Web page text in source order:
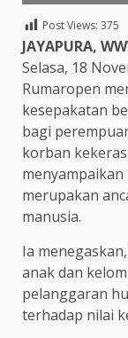
Post Views: 375
JAYAPURA,
Selasa, 18
Rumaropen
kesepakatan
bagi
korban
merupakan
manusia.
Ia
anak dan
pelanggaran
terhadap nilai